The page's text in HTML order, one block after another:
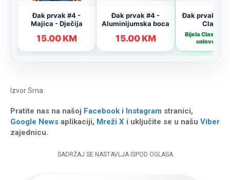
IzvorSrna
Pratite nas na našoj Facebook i Instagram stranici,
Google News aplikaciji, Mreži X i uključite se u našu Viber
zajednicu.
SADRŽAJ SE NASTAVLJA ISPOD OGLASA